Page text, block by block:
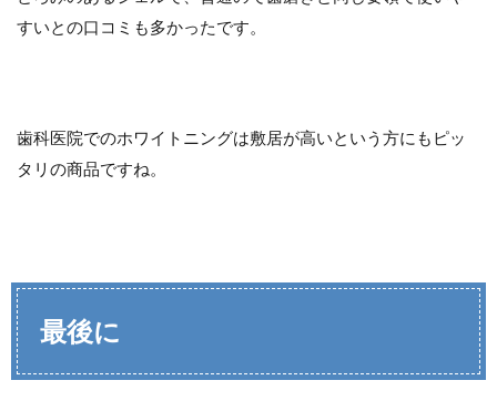
すいとの口コミも多かったです。
歯科医院でのホワイトニングは敷居が高いという方にもピッ
タリの商品ですね。
最後に